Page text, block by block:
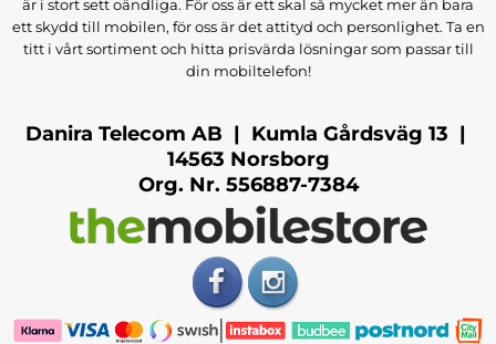
är i stort sett oändliga. För oss är ett skal så mycket mer än bara
ett skydd till mobilen, för oss är det attityd och personlighet. Ta en
titt i vårt sortiment och hitta prisvärda lösningar som passar till
din mobiltelefon!
Danira Telecom AB | Kumla Gårdsväg 13 |
14563 Norsborg
Org. Nr. 556887-7384